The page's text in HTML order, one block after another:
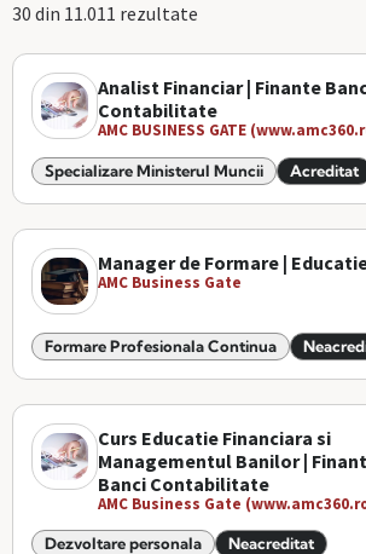
30 din 11.011 rezultate
Analist Financiar | Finante
Contabilitate
AMC BUSINESS GATE
Specializare Ministerul Muncii Acreditat
Manager de Formare |
AMC Business Gate
Formare Profesionala Continua
Curs Educatie Financiara si
Managementul Banilor |
Banci Contabilitate
AMC Business Gate
Dezvoltare personala Neacreditat